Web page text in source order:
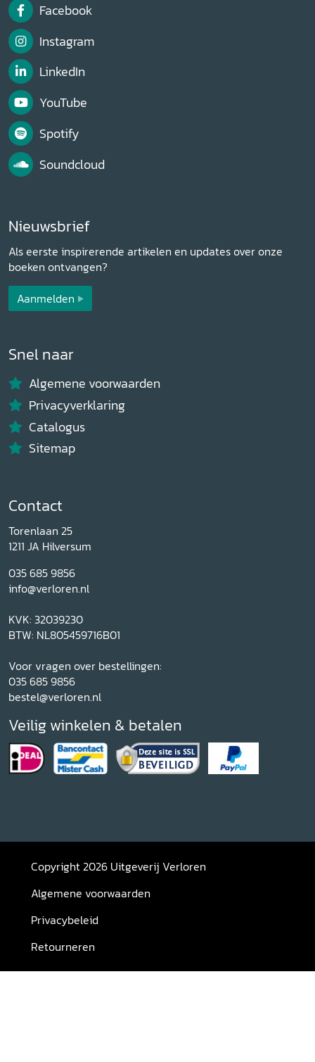
Facebook
Instagram
LinkedIn
YouTube
Spotify
Soundcloud
Nieuwsbrief
Als eerste inspirerende artikelen en updates over onze
boeken ontvangen?
Aanmelden
Snel naar
Algemene voorwaarden
Privacyverklaring
Catalogus
Sitemap
Contact
Torenlaan 25
1211 JA Hilversum
035 685 9856
info@verloren.nl
KVK: 32039230
BTW: NL805459716B01
Voor vragen over bestellingen:
035 685 9856
bestel@verloren.nl
Veilig winkelen & betalen
Copyright 2026 Uitgeverij Verloren
Algemene voorwaarden
Privacybeleid
Retourneren